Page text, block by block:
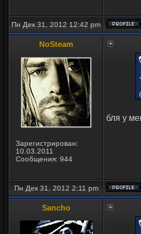
Пн Дек 31, 2012 12:42 pm
NoSteam
Зарегистрирован:
10.03.2011
Сообщения: 944
бля у
Пн Дек 31, 2012 2:11 pm
Sancho